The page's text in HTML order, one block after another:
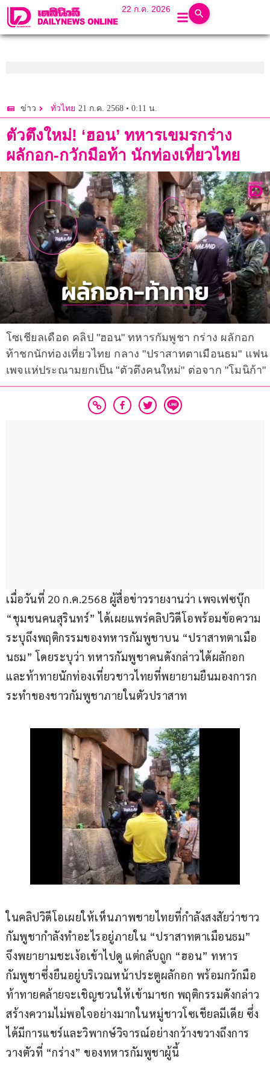
22 ก.ค. 2026
ข่าว ทั่วไทย 21 ก.ค. 2568 • 0:11 น.
ตัวตึงใหม่! ‘ฮอน’ ทหารเขมรกร่าง
ผลักอก-กวักมือท้า นักท่องเที่ยวไทย
โซเชียลเดือด คลิป "ฮอน" ทหารกัมพูชา กร่าง ผลักอก
ท้าชกนักท่องเที่ยวไทย กลาง "ปราสาทตาเมือนธม" แฟน
เพจแห่ประณามยกเป็น "ตัวตึงคนใหม่" ต่อจาก "โมนิก้า"
เมื่อวันที่ 20 ก.ค.2568 ผู้สื่อข่าวรายงานว่า เพจเฟซบุ๊ก
“ชุมชนคนสุรินทร์” ได้เผยแพร่คลิปวิดีโอพร้อมข้อความ
ระบุถึงพฤติกรรมของทหารกัมพูชาบน “ปราสาทตาเมือ
นธม” โดยระบุว่า ทหารกัมพูชาคนดังกล่าวได้ผลักอก
และท้าทายนักท่องเที่ยวชาวไทยที่พยายามยืนมองการก
ระทำของชาวกัมพูชาภายในตัวปราสาท
ในคลิปวิดีโอเผยให้เห็นภาพชายไทยที่กำลังสงสัยว่าชาว
กัมพูชากำลังทำอะไรอยู่ภายใน “ปราสาทตาเมือนธม”
จึงพยายามชะเง้อเข้าไปดู แต่กลับถูก “ฮอน” ทหาร
กัมพูชาซึ่งยืนอยู่บริเวณหน้าประตูผลักอก พร้อมกวักมือ
ท้าทายคล้ายจะเชิญชวนให้เข้ามาชก พฤติกรรมดังกล่าว
สร้างความไม่พอใจอย่างมากในหมู่ชาวโซเชียลมีเดีย ซึ่ง
ได้มีการแชร์และวิพากษ์วิจารณ์อย่างกว้างขวางถึงการ
วางตัวที่ “กร่าง” ของทหารกัมพูชาผู้นี้